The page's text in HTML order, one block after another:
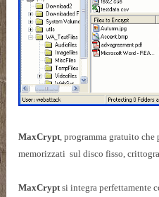
MaxCrypt , programma gratuito
memorizzati sul disco fisso,
MaxCrypt si integra perfettamente